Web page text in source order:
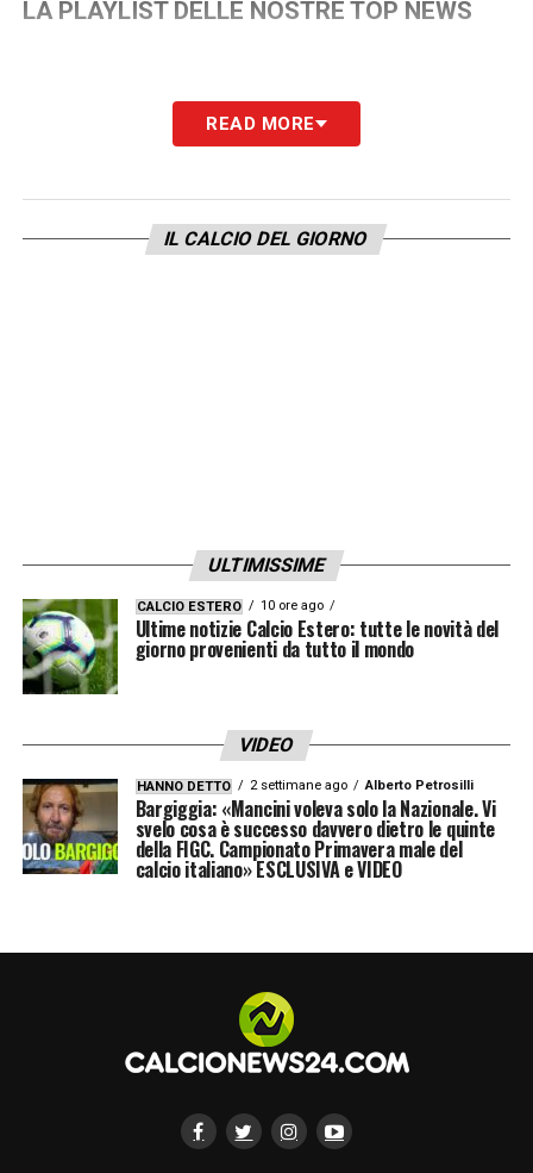
LA PLAYLIST DELLE NOSTRE TOP NEWS
READ MORE
IL CALCIO DEL GIORNO
ULTIMISSIME
CALCIO ESTERO 10 ore ago
Ultime notizie Calcio Estero: tutte le novità del
giorno provenienti da tutto il mondo
VIDEO
HANNO DETTO 2 settimane ago Alberto Petrosilli
Bargiggia: «Mancini voleva solo la Nazionale. Vi
svelo cosa è successo davvero dietro le quinte
della FIGC. Campionato Primavera male del
calcio italiano» ESCLUSIVA e VIDEO